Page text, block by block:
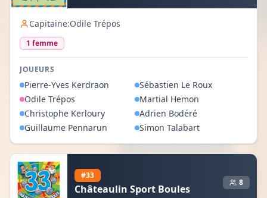
Capitaine:Odile Trépos
1 femme
JOUEURS
Pierre-Yves Kerdraon Sébastien Le Roux
Odile Trépos Martial Hemon
Christophe Kerloury Adrien Bodéré
Guillaume Pennarun Simon Talabart
#33
Châteaulin Sport Boules
8